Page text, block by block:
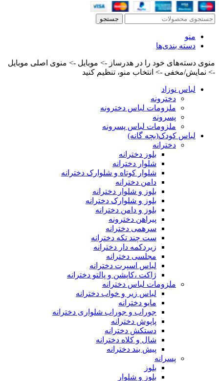
جستجو
منو
دسته بندی‌ها
منوی دسته‌های خود را در هدرساز -> موبایل -> منوی اصلی موبایل
-> نمایش/مخفی -> انتخاب منو، تنظیم کنید
لباس نوزاد
دخترونه
ملزومات لباس دخترونه
پسرونه
ملزومات لباس پسرونه
لباس کودک(بچه گانه)
دخترانه
بلوز دخترانه
شلوار دخترانه
شلوار کوتاه و شلوارک دخترانه
دامن دخترانه
بلوز و شلوار دخترانه
بلوز و شلوارک دخترانه
بلوز و دامن دخترانه
پیراهن دخترونه
سرهمی دخترانه
ست چند تکه دخترانه
زیردکمه دار دخترانه
مجلسی دخترانه
لباس اسپرت دخترانه
ژاکت ،کاپشن و پالتو دخترانه
ملزومات لباس دخترانه
لباس زیر و خواب دخترانه
مایو دخترانه
جوراب و جوراب شلواری دخترانه
پاپوش دخترانه
دستکش دخترانه
شال و کلاه دخترانه
پیش بند دخترانه
پسرانه
بلوز
بلوز و شلوار